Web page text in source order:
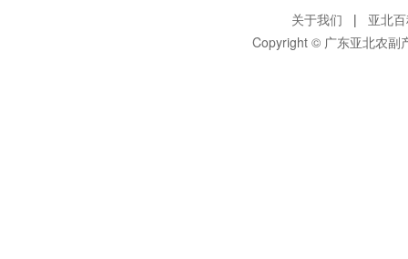
关于我们 | 亚北
Copyright © 广东亚北农副